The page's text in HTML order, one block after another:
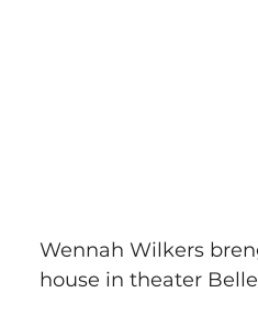
Wennah Wilkers
house in theater